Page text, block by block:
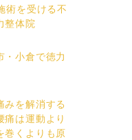
術を受ける不
整体院
・小倉で徳力
みを解消する
は運動より
巻くよりも原